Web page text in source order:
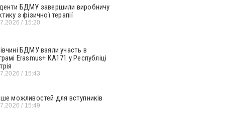
БДМУ завершили виробничу
з фізичної терапії
15:20
БДМУ взяли участь в
Erasmus+ KA171 у Республіці
15:43
можливостей для вступників
15:49